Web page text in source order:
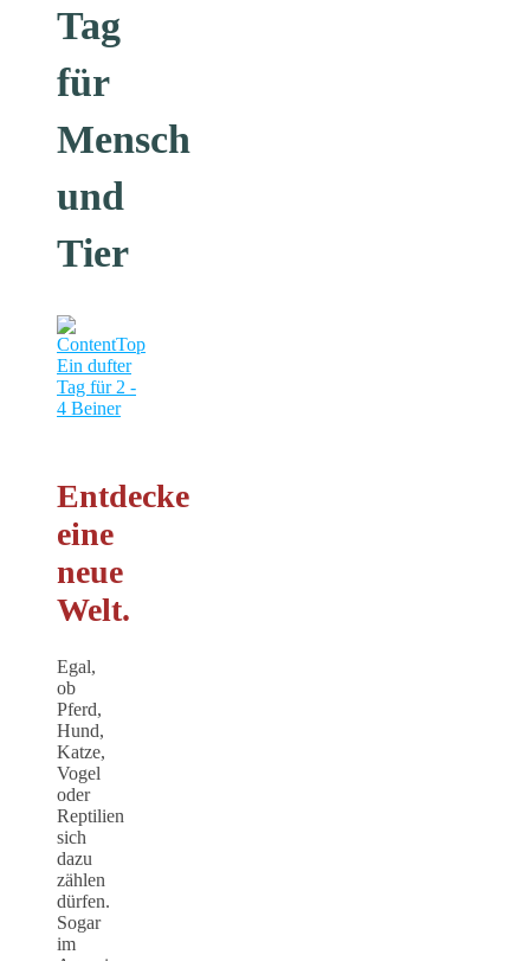
Tag
für
Mensch
und
Tier
Entdecke
eine
neue
Welt.
Egal,
ob
Pferd,
Hund,
Katze,
Vogel
oder
Reptilien
sich
dazu
zählen
dürfen.
Sogar
im